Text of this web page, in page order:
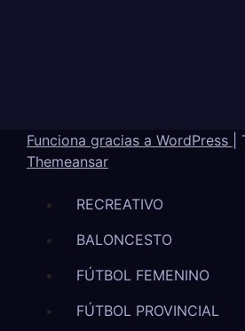
Funciona gracias a WordPress
Themeansar
RECREATIVO
BALONCESTO
FÚTBOL FEMENINO
FÚTBOL PROVINCIAL